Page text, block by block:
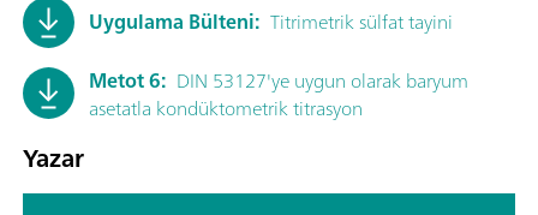
Uygulama Bülteni: Titrimetrik sülfat tayini
Metot 6: DIN 53127'ye uygun olarak baryum
asetatla kondüktometrik titrasyon
Yazar